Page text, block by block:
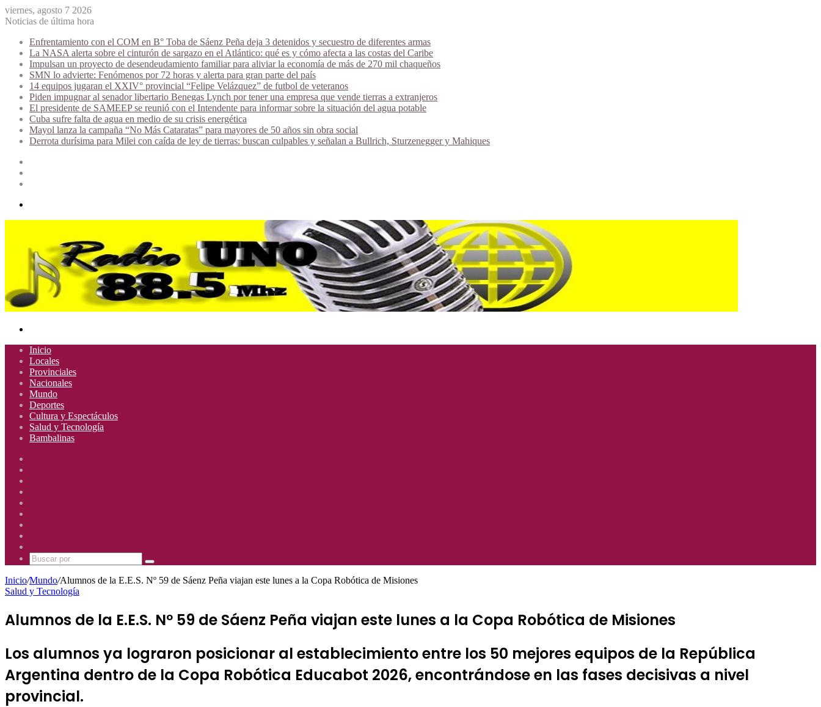
viernes, agosto 7 2026
Noticias de última hora
Enfrentamiento con el COM en B° Toba de Sáenz Peña deja 3 detenidos y secuestro de diferentes armas
La NASA alerta sobre el cinturón de sargazo en el Atlántico: qué es y cómo afecta a las costas del Caribe
Impulsan un proyecto de desendeudamiento familiar para aliviar la economía de más de 270 mil chaqueños
SMN lo advierte: Fenómenos por 72 horas y alerta para gran parte del país
14 equipos jugaran el XXIV° provincial “Felipe Velázquez” de futbol de veteranos
Piden impugnar al senador libertario Benegas Lynch por tener una empresa que vende tierras a extranjeros
El presidente de SAMEEP se reunió con el Intendente para informar sobre la situación del agua potable
Cuba sufre falta de agua en medio de su crisis energética
Mayol lanza la campaña “No Más Cataratas” para mayores de 50 años sin obra social
Derrota durísima para Milei con caída de ley de tierras: buscan culpables y señalan a Bullrich, Sturzenegger y Mahiques
Inicio
Locales
Provinciales
Nacionales
Mundo
Deportes
Cultura y Espectáculos
Salud y Tecnología
Bambalinas
Mhz
885
Mhz
Uno
885
Mhz
Buscar
por
Inicio/Mundo/Alumnos de la E.E.S. Nº 59 de Sáenz Peña viajan este lunes a la Copa Robótica de Misiones
Salud y Tecnología
Alumnos de la E.E.S. Nº 59 de Sáenz Peña viajan este lunes a la Copa Robótica de Misiones
Los alumnos ya lograron posicionar al establecimiento entre los 50 mejores equipos de la República
Argentina dentro de la Copa Robótica Educabot 2026, encontrándose en las fases decisivas a nivel
provincial.